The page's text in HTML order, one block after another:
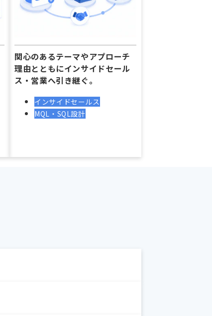
関心のあるテーマやアプローチ
理由とともにインサイドセール
ス・営業へ引き継ぐ。
インサイドセールス
MQL・SQL設計